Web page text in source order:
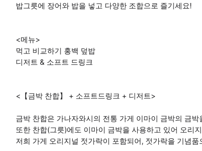
밥그릇에 장어와 밥을 넣고 다양한 조합으로 즐기세요!
<메뉴>
먹고 비교하기 홍백 덮밥
디저트 & 소프트 드링크
<【금박 찬합】 + 소프트드링크 + 디저트>
금박 찬합은 가나자와시의 전통 가게 이마이 금박의 금
또한 찬합(그릇)에도 이마이 금박을 사용하고 있어 오리
저희 가게 오리지널 젓가락이 포함되어, 젓가락을 기념